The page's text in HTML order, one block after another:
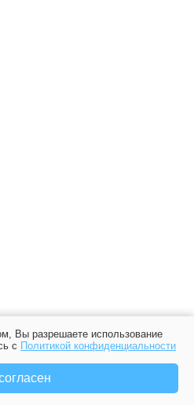
Вы разрешаете использование
с Политикой конфиденциальности